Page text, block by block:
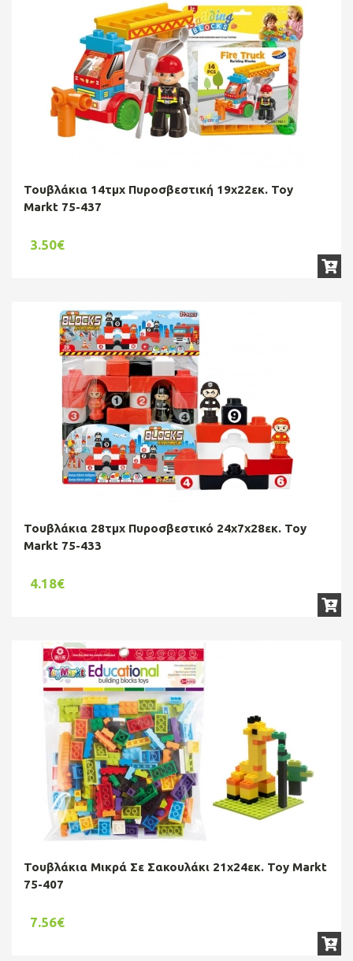
Τουβλάκια 14τμχ Πυροσβεστική 19x22εκ. Toy
Markt 75-437
3.50€
Τουβλάκια 28τμχ Πυροσβεστικό 24x7x28εκ. Toy
Markt 75-433
4.18€
Τουβλάκια Μικρά Σε Σακουλάκι 21x24εκ. Toy Markt
75-407
7.56€